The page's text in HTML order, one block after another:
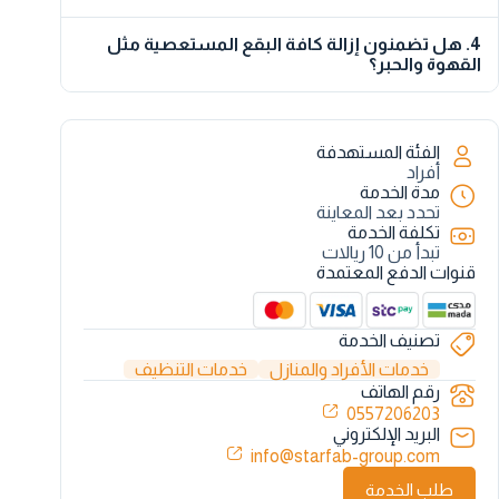
تنظيف وتعقيم صديقة للبيئة ومصرحة، خالية من المواد
الكيميائية القاسية، ولا تترك أي بقايا ضارة أو روائح نفاذة
4. هل تضمنون إزالة كافة البقع المستعصية مثل
القهوة والحبر؟
تخصصية. نقوم بإزالة بقع القهوة، الحبر، والدهون بنسبة
نجاح عالية جداً، مع الحرص التام على عدم الإضرار بنسيج
وألوان السجادة الأصلية.
الفئة المستهدفة
أفراد
مدة الخدمة
تحدد بعد المعاينة
تكلفة الخدمة
تبدأ من 10 ريالات
قنوات الدفع المعتمدة
تصنيف الخدمة
خدمات الأفراد والمنازل
خدمات التنظيف
رقم الهاتف
0557206203
البريد الإلكتروني
info@starfab-group.com
طلب الخدمة